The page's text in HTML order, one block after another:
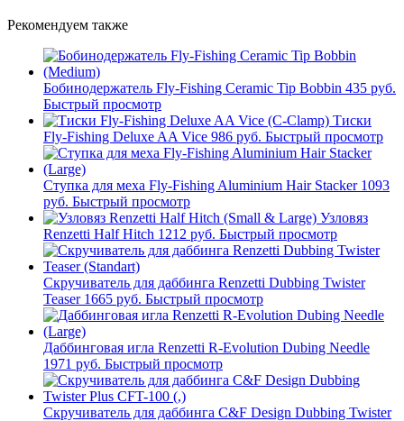
Рекомендуем также
Бобинодержатель Fly-Fishing Ceramic Tip Bobbin 435 руб.
Быстрый просмотр
Тиски
Fly-Fishing Deluxe AA Vice 986 руб. Быстрый просмотр
Ступка для меха Fly-Fishing Aluminium Hair Stacker 1093
руб. Быстрый просмотр
Узловяз
Renzetti Half Hitch 1212 руб. Быстрый просмотр
Скручиватель для даббинга Renzetti Dubbing Twister
Teaser 1665 руб. Быстрый просмотр
Даббинговая игла Renzetti R-Evolution Dubing Needle
1971 руб. Быстрый просмотр
Скручиватель для даббинга C&F Design Dubbing Twister